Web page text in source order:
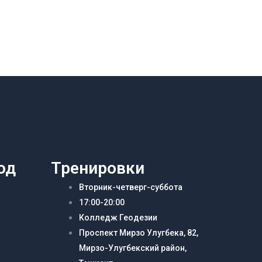
Тренировки
Вторник-четверг-суббота
17:00-20:00
Колледж Геодезии
Проспект Мирзо Улугбека, 82,
Мирзо-Улугбекский район,